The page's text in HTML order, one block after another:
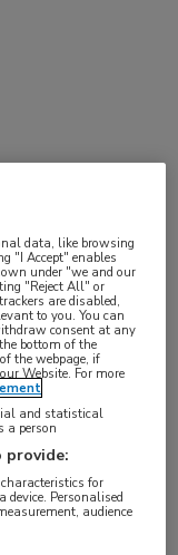
met een
eerdere
voxilaprevir
data, like browsing
"I Accept" enables
under "we and our
"Reject All" or
are disabled,
to you. You can
consent at any
bottom of the
the webpage, if
Website. For more
and statistical
a person
provide:
for
device. Personalised
audience